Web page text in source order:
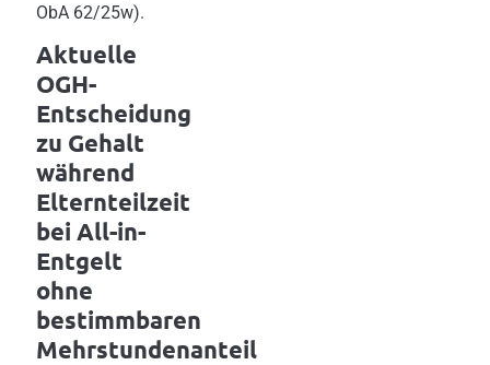
ObA 62/25w).
Aktuelle
OGH-
Entscheidung
zu Gehalt
während
Elternteilzeit
bei All-in-
Entgelt
ohne
bestimmbaren
Mehrstundenanteil